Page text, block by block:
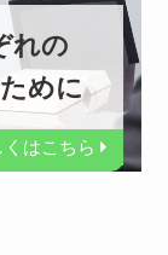
れの
めに
くはこちら